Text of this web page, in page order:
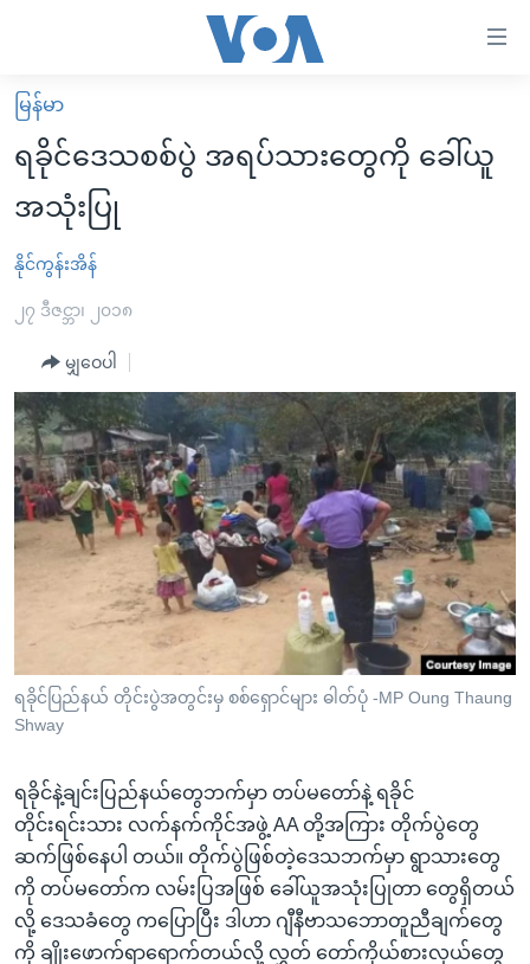
လွယ်ကူ
စေ
များ
ပင်မ
ကျော်
ကြည့်
ရန်
ပင်မ
အ
ကြည့်
ရန်
ရန်
နေရာ
သို့
ကျော်
ရန်
မူလစာမျက်နှာ
မြန်မာ
ကမ္ဘာ့သတင်းများ
နိုင်ငံတကာ
အစ္စရေး-ပါလက်စတိုင်း
ဗွီဒီယို
အင်္ဂလိပ်စာလေ့လာမယ်
အမေရိကန်သုံးအီဒီယံ
မကြေးမုံရဲ့ အင်္ဂလိပ်စာ
ရုပ်ရှင်ထဲက အင်္ဂလိပ်စာ
သုတပဒေသာ အင်္ဂလိပ်စာ
အပတ်စဉ်ကဏ္ဍများ
ရေဒီယို
တီဗွီ
ရေဒီယိုနှင့်ရုပ်သံ အချက်အလက်များ
ရေဒီယို/တီဗွီအစီအစဉ်
Learning English
ဗွီအိုအေ လူမှုကွန်ယက်များ
မြန်မာ
ရခိုင်ဒေသစစ်ပွဲ အရပ်သားတွေကို ခေါ်ယူ
အသုံးပြု
နိုင်ကွန်းအိန်
၂၇ ဒီဇင္ဘာ၊ ၂၀၁၈
မျှဝေပါ
ရခိုင်ပြည်နယ် တိုင်းပွဲအတွင်းမှ စစ်ရှောင်များ ဓါတ်ပုံ -MP Oung Thaung
Shway
ရခိုင်နဲ့ချင်းပြည်နယ်တွေဘက်မှာ တပ်မတော်နဲ့ ရခိုင်
တိုင်းရင်းသား လက်နက်ကိုင်အဖွဲ့ AA တို့အကြား တိုက်ပွဲတွေ
ဆက်ဖြစ်နေပါ တယ်။ တိုက်ပွဲဖြစ်တဲ့ဒေသဘက်မှာ ရွာသားတွေ
ကို တပ်မတော်က လမ်းပြအဖြစ် ခေါ်ယူအသုံးပြုတာ တွေရှိတယ်
လို့ ဒေသခံတွေ ကပြောပြီး ဒါဟာ ဂျီနီဗာသဘောတူညီချက်တွေ
ကို ချိုးဖောက်ရာရောက်တယ်လို့ လွှတ် တော်ကိုယ်စားလှယ်တွေ